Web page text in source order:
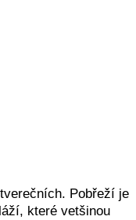
Pobřeží je
které vetšinou